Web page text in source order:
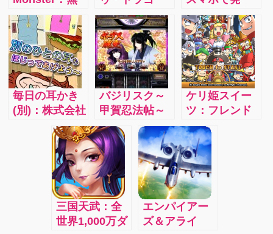
課金でも遊べ
る！これが本
当にハマりま
す！
ン/iphone：無
課金でも遊べ
る！パネルタ
ッチでキャラ
クターを操作
しドラゴンを
倒しレアユニ
ットをゲッ
ト！初心者で
も簡単プレ
イ！
見！！：簡
単・かわい
い・くせにな
る というこ
とで、小さな
子から大人ま
でハマってし
まうプレイヤ
ーが続出。
毎日の耳かき
(別)：株式会社
リイカの「バ
ガバカしくて
面白い」がテ
ーマのバカゲ
ーシリーズの
三作目。元カ
レに妹、宇宙
人に猫と別の
バジリスク～
甲賀忍法帖～
Ⅱ：和風だか
ら、わりと静
かにプレイで
きて落ち着き
ます。
ケリ姫スイー
ツ：フレンド
同士でスコア
を競ってワイ
ワイ攻略！！
三国天武：全
世界1,000万ダ
エンパイアー
ズ＆アライ